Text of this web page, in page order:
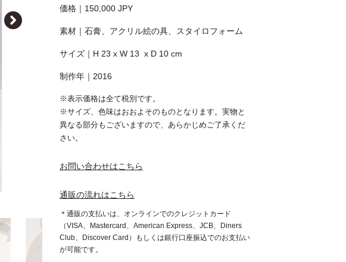
価格｜150,000 JPY
素材｜石膏、アクリル絵の具、スタイロフォーム
サイズ｜H 23 x W 13 x D 10 cm
制作年｜2016
※表示価格は全て税別です。
※サイズ、色味はおおよそのものとなります。実物と
異なる部分もございますので、あらかじめご了承くだ
さい。
お問い合わせはこちら
通販の流れはこちら
＊通販の支払いは、オンラインでのクレジットカード
（VISA、Mastercard、American Express、JCB、Diners
Club、Discover Card）もしくは銀行口座振込でのお支払い
が可能です。